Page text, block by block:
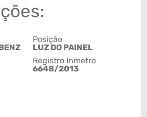
Posição
LUZ DO PAINEL
Registro Inmetro
6648/2013